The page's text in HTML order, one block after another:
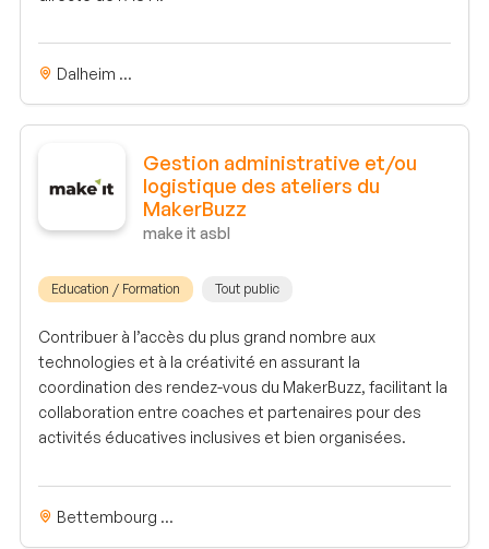
Dalheim ...
Gestion administrative et/ou
logistique des ateliers du
MakerBuzz
make it asbl
Education / Formation Tout public
Contribuer à l’accès du plus grand nombre aux
technologies et à la créativité en assurant la
coordination des rendez-vous du MakerBuzz, facilitant la
collaboration entre coaches et partenaires pour des
activités éducatives inclusives et bien organisées.
Bettembourg ...